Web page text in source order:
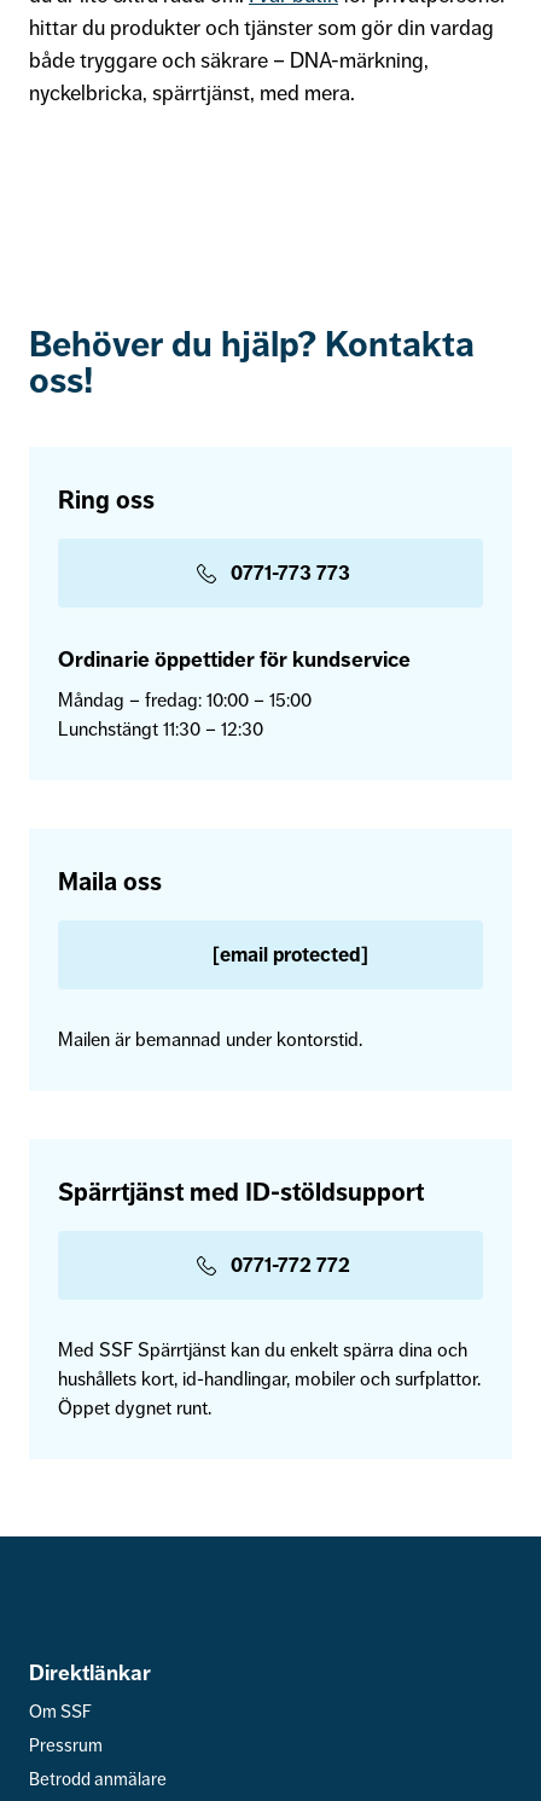
hittar du produkter och tjänster som gör din vardag
både tryggare och säkrare – DNA-märkning,
nyckelbricka, spärrtjänst, med mera.
Behöver du hjälp? Kontakta
oss!
Ring oss
0771-773 773
Ordinarie öppettider för kundservice
Måndag – fredag: 10:00 – 15:00
Lunchstängt 11:30 – 12:30
Maila oss
[email protected]
Mailen är bemannad under kontorstid.
Spärrtjänst med ID-stöldsupport
0771-772 772
Med SSF Spärrtjänst kan du enkelt spärra dina och
hushållets kort, id-handlingar, mobiler och surfplattor.
Öppet dygnet runt.
Direktlänkar
Om SSF
Pressrum
Betrodd anmälare